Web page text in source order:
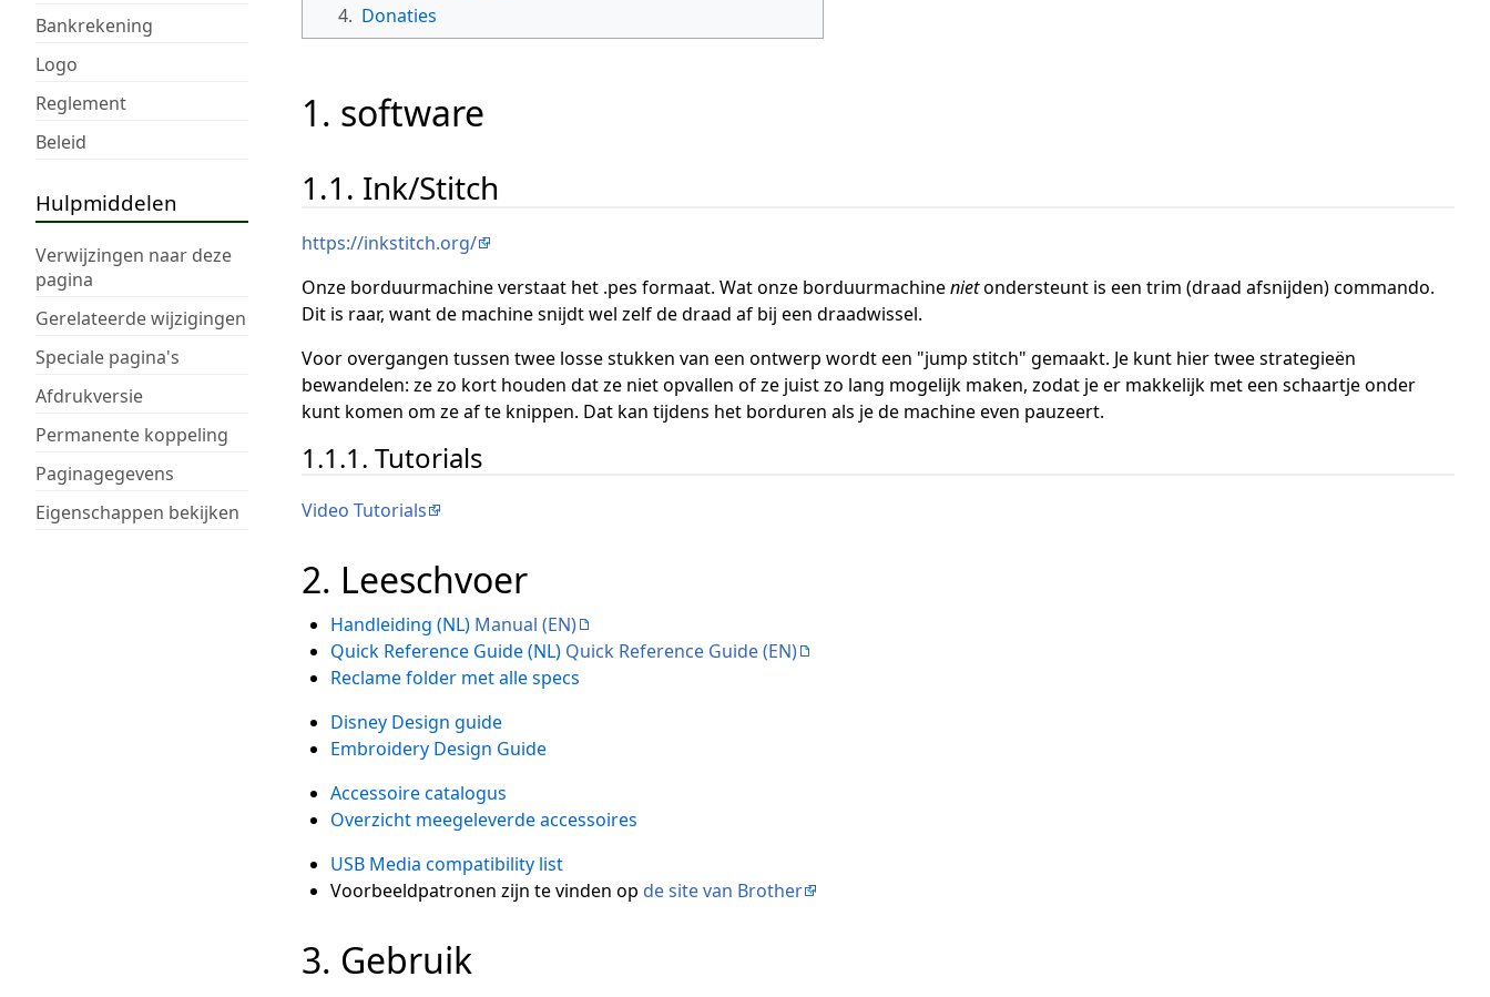
Bankrekening
Logo
Reglement
Beleid
Hulpmiddelen
Verwijzingen naar deze
pagina
Gerelateerde wijzigingen
Speciale pagina's
Afdrukversie
Permanente koppeling
Paginagegevens
Eigenschappen bekijken
4. Donaties
1. software
1.1. Ink/Stitch
https://inkstitch.org/
Onze borduurmachine verstaat het .pes formaat. Wat onze borduurmachinenietondersteunt is een trim (draad afsnijden) commando.
Dit is raar, want de machine snijdt wel zelf de draad af bij een draadwissel.
Voor overgangen tussen twee losse stukken van een ontwerp wordt een "jump stitch" gemaakt. Je kunt hier twee strategieën
bewandelen: ze zo kort houden dat ze niet opvallen of ze juist zo lang mogelijk maken, zodat je er makkelijk met een schaartje onder
kunt komen om ze af te knippen. Dat kan tijdens het borduren als je de machine even pauzeert.
1.1.1. Tutorials
Video Tutorials
2. Leeschvoer
Handleiding (NL) Manual (EN)
Quick Reference Guide (NL) Quick Reference Guide (EN)
Reclame folder met alle specs
Disney Design guide
Embroidery Design Guide
Accessoire catalogus
Overzicht meegeleverde accessoires
USB Media compatibility list
Voorbeeldpatronen zijn te vinden op de site van Brother
3. Gebruik